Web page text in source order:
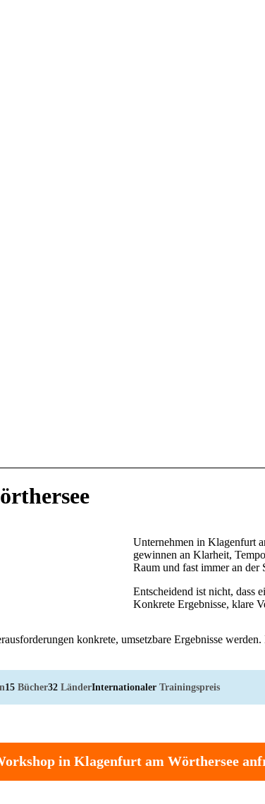
Unternehmen in Klagenfurt
gewinnen an Klarheit,
Raum und fast immer an der
Entscheidend ist nicht, dass
Konkrete Ergebnisse, klare
konkrete, umsetzbare Ergebnisse
15 Bücher32 LänderInternationaler Trainingspreis
in Klagenfurt am Wörthersee